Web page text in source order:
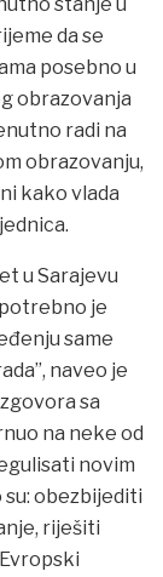
stanje u
da se
posebno u
obrazovanja
radi na
obrazovanju,
kako vlada
u Sarajevu
je
same
naveo je
sa
na neke od
novim
obezbijediti
riješiti